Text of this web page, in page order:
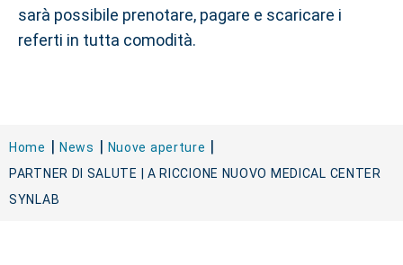
sarà possibile prenotare, pagare e scaricare i
referti in tutta comodità.
Home News
Nuove aperture
PARTNER DI SALUTE | A RICCIONE NUOVO MEDICAL CENTER
SYNLAB